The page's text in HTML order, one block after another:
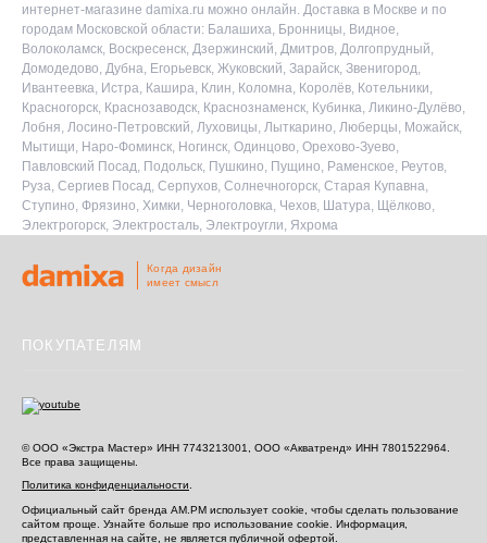
интернет-магазине damixa.ru можно онлайн. Доставка в Москве и по
городам Московской области: Балашиха, Бронницы, Видное,
Волоколамск, Воскресенск, Дзержинский, Дмитров, Долгопрудный,
Домодедово, Дубна, Егорьевск, Жуковский, Зарайск, Звенигород,
Ивантеевка, Истра, Кашира, Клин, Коломна, Королёв, Котельники,
Красногорск, Краснозаводск, Краснознаменск, Кубинка, Ликино-Дулёво,
Лобня, Лосино-Петровский, Луховицы, Лыткарино, Люберцы, Можайск,
Мытищи, Наро-Фоминск, Ногинск, Одинцово, Орехово-Зуево,
Павловский Посад, Подольск, Пушкино, Пущино, Раменское, Реутов,
Руза, Сергиев Посад, Серпухов, Солнечногорск, Старая Купавна,
Ступино, Фрязино, Химки, Черноголовка, Чехов, Шатура, Щёлково,
Электрогорск, Электросталь, Электроугли, Яхрома
Когда дизайн
имеет смысл
ПОКУПАТЕЛЯМ
© ООО «Экстра Мастер» ИНН 7743213001, ООО «Акватренд» ИНН 7801522964.
Все права защищены.
Политика конфиденциальности
Официальный сайт бренда AM.PM использует cookie, чтобы сделать пользование
сайтом проще. Узнайте больше про использование cookie. Информация,
представленная на сайте, не является публичной офертой.